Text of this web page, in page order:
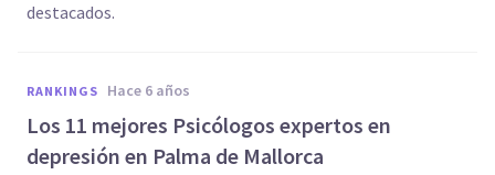
destacados.
RANKINGS hace 6 años
Los 11 mejores Psicólogos expertos en
depresión en Palma de Mallorca